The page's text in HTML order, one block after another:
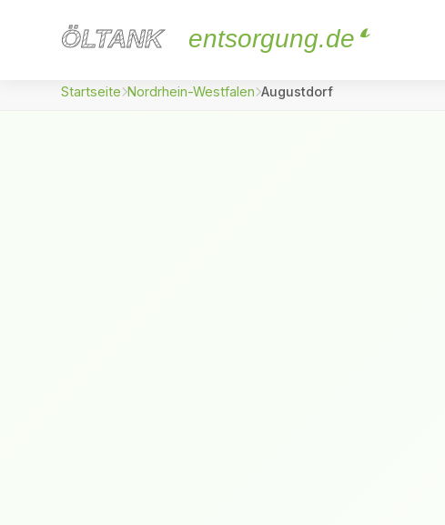
ÖLTANK
ÖLTANK entsorgung.de
Startseite Nordrhein-Westfalen Augustdorf